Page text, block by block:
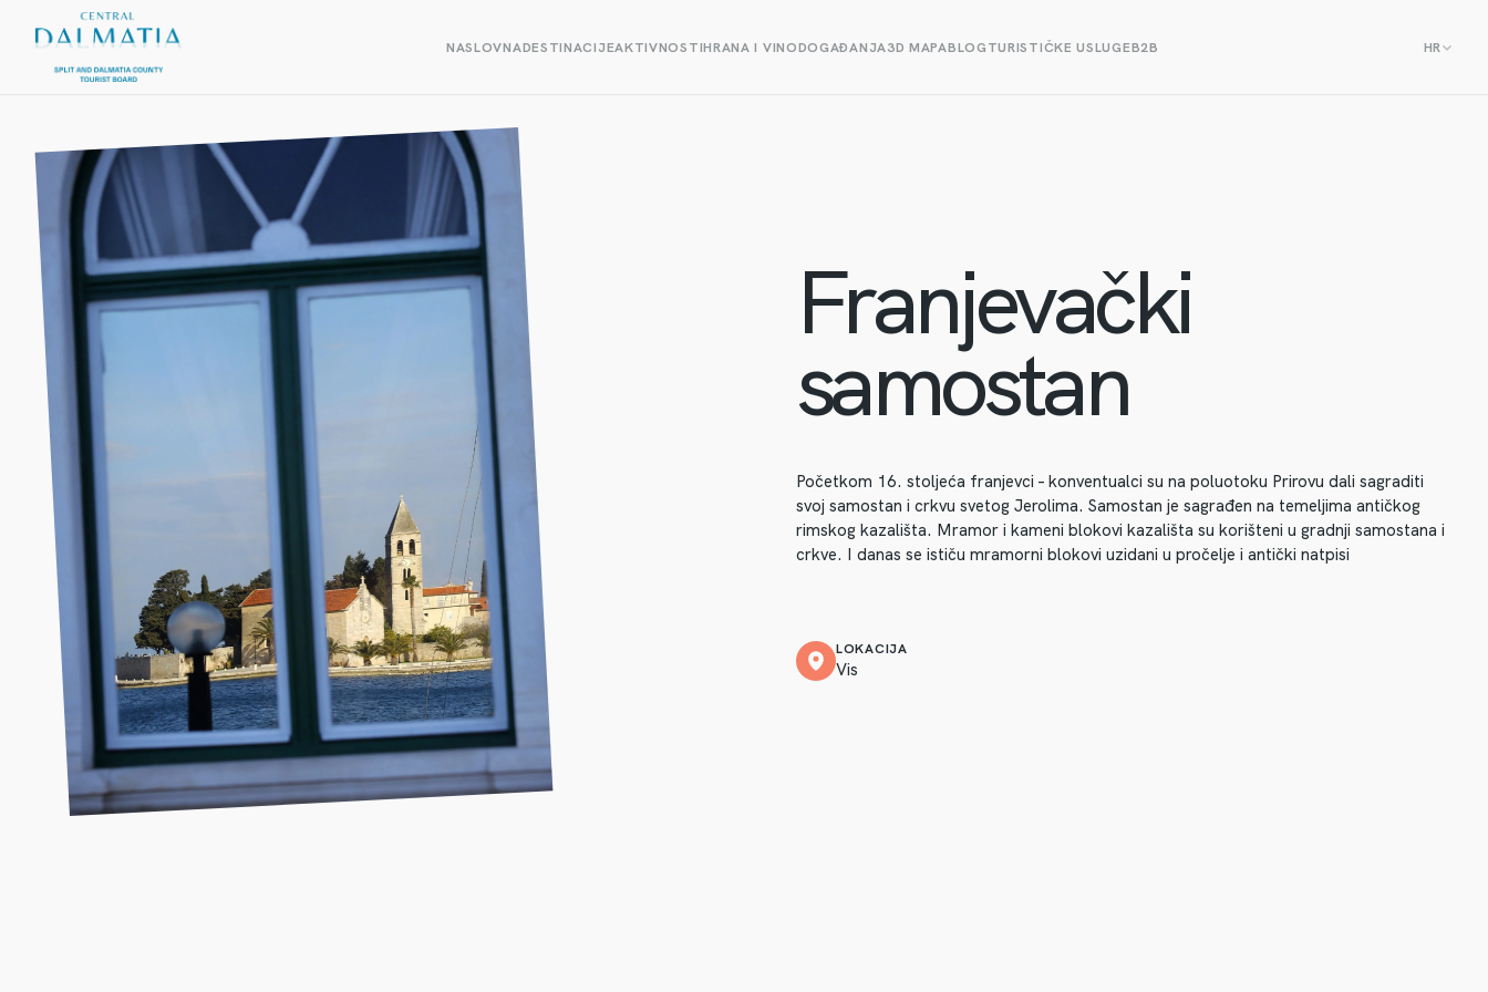
NASLOVNADESTINACIJEAKTIVNOSTIHRANA I VINODOGAĐANJA3D MAPABLOGTURISTIČKE USLUGEB2B HR
Franjevački
samostan
Početkom 16. stoljeća franjevci – konventualci su na poluotoku Prirovu dali sagraditi
svoj samostan i crkvu svetog Jerolima. Samostan je sagrađen na temeljima antičkog
rimskog kazališta. Mramor i kameni blokovi kazališta su korišteni u gradnji samostana i
crkve. I danas se ističu mramorni blokovi uzidani u pročelje i antički natpisi
LOKACIJA
Vis